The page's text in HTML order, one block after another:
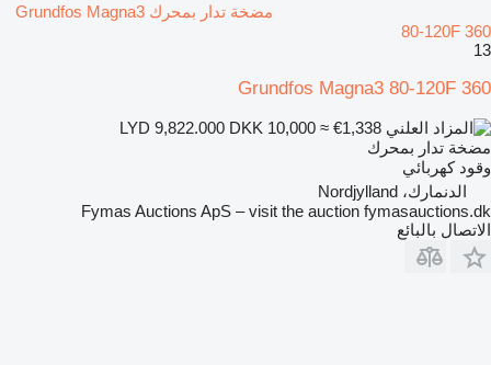
مضخة تدار بمحرك Grundfos Magna3
80-120F 360
13
Grundfos Magna3 80-120F 360
DKK 10,000 ≈ €1,338
مضخة تدار بمحرك
وقود كهربائي
الدنمارك، Nordjylland
Fymas Auctions ApS – visit the auction fymasauctions.dk
الاتصال بالبائع